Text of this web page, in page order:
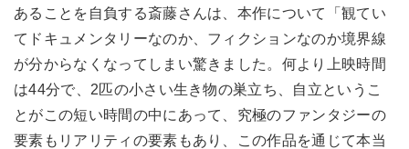
あることを自負する斎藤さんは、本作について「観てい
てドキュメンタリーなのか、フィクションなのか境界線
が分からなくなってしまい驚きました。何より上映時間
は44分で、2匹の小さい生き物の巣立ち、自立というこ
とがこの短い時間の中にあって、究極のファンタジーの
要素もリアリティの要素もあり、この作品を通じて本当